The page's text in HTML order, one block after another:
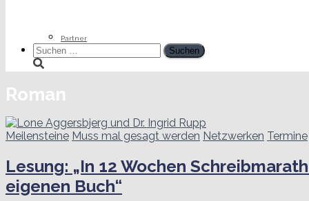
Partner
Suchen
nach:
Roman
Meilensteine Muss mal gesagt werden Netzwerken Termine
Lesung: „In 12 Wochen
eigenen Buch“